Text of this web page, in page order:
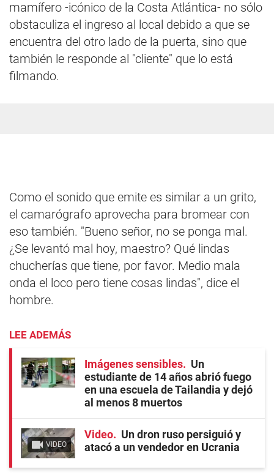
mamífero -icónico de la Costa Atlántica- no sólo
obstaculiza el ingreso al local debido a que se
encuentra del otro lado de la puerta, sino que
también le responde al "cliente" que lo está
filmando.
Como el sonido que emite es similar a un grito,
el camarógrafo aprovecha para bromear con
eso también. "Bueno señor, no se ponga mal.
¿Se levantó mal hoy, maestro? Qué lindas
chucherías que tiene, por favor. Medio mala
onda el loco pero tiene cosas lindas", dice el
hombre.
LEE ADEMÁS
Imágenes sensibles
Un
estudiante de 14 años abrió fuego
en una escuela de Tailandia y dejó
al menos 8 muertos
VIDEO
Video
Un dron ruso persiguió y
atacó a un vendedor en Ucrania